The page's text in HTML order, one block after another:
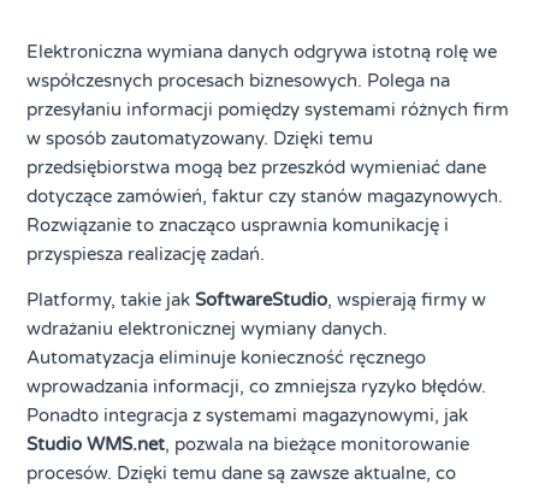
Elektroniczna wymiana danych odgrywa istotną rolę we
współczesnych procesach biznesowych. Polega na
przesyłaniu informacji pomiędzy systemami różnych firm
w sposób zautomatyzowany. Dzięki temu
przedsiębiorstwa mogą bez przeszkód wymieniać dane
dotyczące zamówień, faktur czy stanów magazynowych.
Rozwiązanie to znacząco usprawnia komunikację i
przyspiesza realizację zadań.
Platformy, takie jak SoftwareStudio, wspierają firmy w
wdrażaniu elektronicznej wymiany danych.
Automatyzacja eliminuje konieczność ręcznego
wprowadzania informacji, co zmniejsza ryzyko błędów.
Ponadto integracja z systemami magazynowymi, jak
Studio WMS.net, pozwala na bieżące monitorowanie
procesów. Dzięki temu dane są zawsze aktualne, co